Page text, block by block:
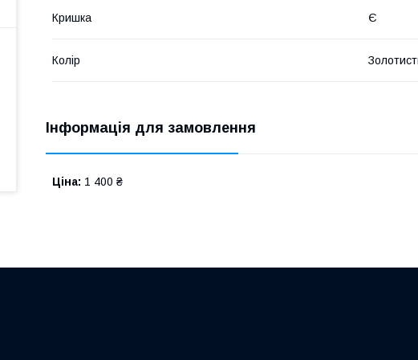
Кришка Є
Колір
Інформація для замовлення
Ціна: 1 400 ₴